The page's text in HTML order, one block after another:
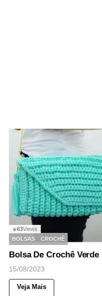
◉63Views
BOLSAS
CROCHÊ
Bolsa De Crochê
15/08/2023
Veja Mais